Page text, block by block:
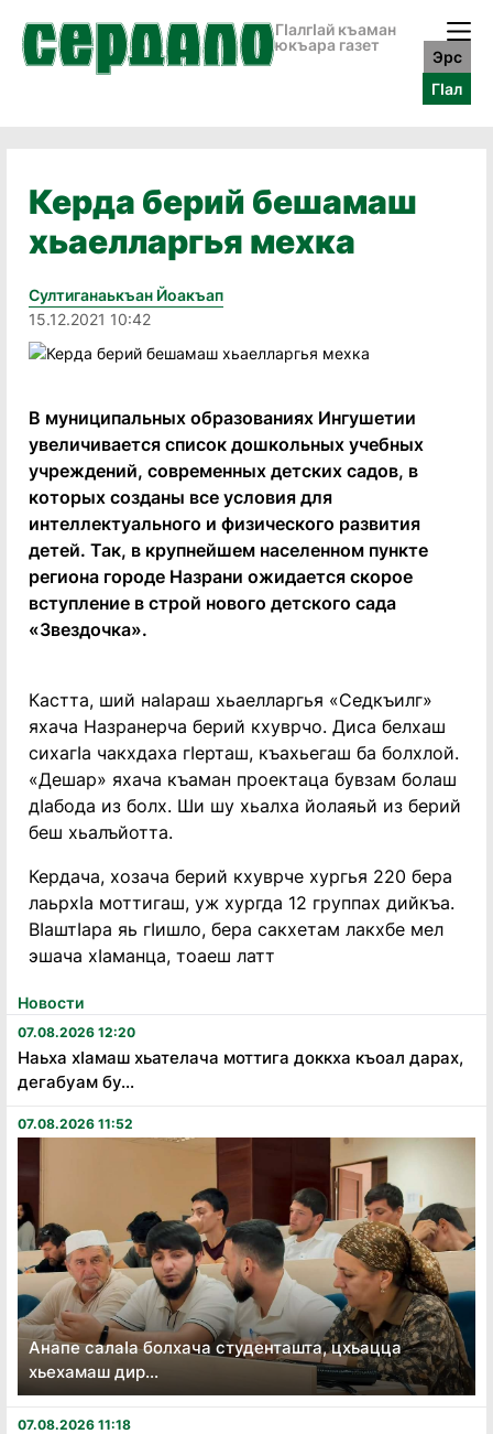
ГӀалгӀай къаман
юкъара газет
Эрс
ГӀал
Новости
07.08.2026 12:20
Наьха хӏамаш хьателача моттига доккха къоал дарах,
дегабуам бу...
07.08.2026 11:52
Анапе салаӏа болхача студенташта, цхьацца
хьехамаш дир...
07.08.2026 11:18
Керда берий бешамаш
хьаелларгья мехка
Султиганаькъан Йоакъап
15.12.2021 10:42
В муниципальных образованиях Ингушетии
увеличивается список дошкольных учебных
учреждений, современных детских садов, в
которых созданы все условия для
интеллектуального и физического развития
детей. Так, в крупнейшем населенном пункте
региона городе Назрани ожидается скорое
вступление в строй нового детского сада
«Звездочка».
Кастта, ший наIараш хьаелларгья «Седкъилг»
яхача Назранерча берий кхуврчо. Диса белхаш
сихагIа чакхдаха гIерташ, къахьегаш ба болхлой.
«Дешар» яхача къаман проектаца бувзам болаш
дIабода из болх. Ши шу хьалха йолаяьй из берий
беш хьалъйотта.
Кердача, хозача берий кхуврче хургья 220 бера
лаьрхIа моттигаш, уж хургда 12 группах дийкъа.
ВIаштIара яь гIишло, бера сакхетам лакхбе мел
эшача хIаманца, тоаеш латт